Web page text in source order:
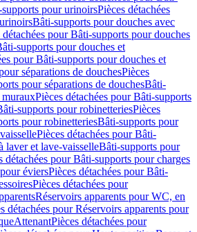
pour urinoirsPièces détachées
Bâti-supports pour douches avec
détachées pour Bâti-supports pour douches
supports pour douches et
pour Bâti-supports pour douches et
séparations de douchesPièces
pour séparations de douchesBâti-
murauxPièces détachées pour Bâti-supports
supports pour robinetteriesPièces
pour robinetteriesBâti-supports pour
Pièces détachées pour Bâti-
laver et lave-vaisselleBâti-supports pour
détachées pour Bâti-supports pour charges
éviersPièces détachées pour Bâti-
Pièces détachées pour
Réservoirs apparents pour WC, en
détachées pour Réservoirs apparents pour
AttenantPièces détachées pour